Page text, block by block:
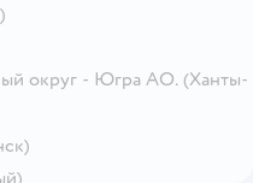
округ - Югра АО. (Ханты-